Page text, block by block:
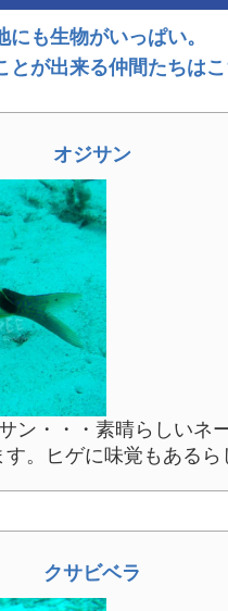
にも生物がいっぱい。
とが出来る仲間たちは
オジサン
ン・・・素晴らしいネ
。ヒゲに味覚もあるら
クサビベラ